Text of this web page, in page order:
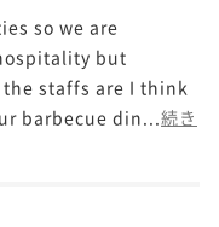
so we are
but
staffs are I think
barbecue din... 続き